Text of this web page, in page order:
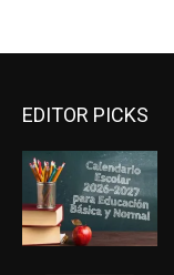
EDITOR PICKS